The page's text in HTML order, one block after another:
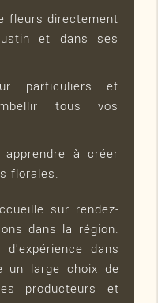
fleurs directement
et dans ses
particuliers et
tous vos
à créer
florales.
sur rendez-
dans la région.
dans
un large choix de
producteurs et